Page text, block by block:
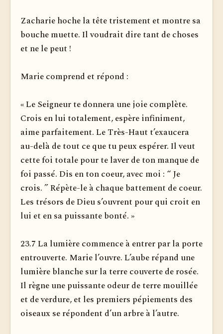
Zacharie hoche la tête tristement et montre sa
bouche muette. Il voudrait dire tant de choses
et ne le peut !
Marie comprend et répond :
« Le Seigneur te donnera une joie complète.
Crois en lui totalement, espère infiniment,
aime parfaitement. Le Très-Haut t’exaucera
au-delà de tout ce que tu peux espérer. Il veut
cette foi totale pour te laver de ton manque de
foi passé. Dis en ton coeur, avec moi : “ Je
crois. ” Répète-le à chaque battement de coeur.
Les trésors de Dieu s’ouvrent pour qui croit en
lui et en sa puissante bonté. »
23.7 La lumière commence à entrer par la porte
entrouverte. Marie l’ouvre. L’aube répand une
lumière blanche sur la terre couverte de rosée.
Il règne une puissante odeur de terre mouillée
et de verdure, et les premiers pépiements des
oiseaux se ré­pondent d’un arbre à l’autre.